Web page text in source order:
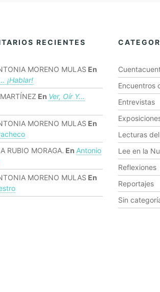
RECIENTES
MORENO MULAS En
¡hablar!
En Ver, Oír Y…
MORENO MULAS En
RUBIO MORAGA. En Antonio
MORENO MULAS En
Encuentros
Entrevistas
Lecturas
Lee en la
Reflexiones
Reportajes
Sin